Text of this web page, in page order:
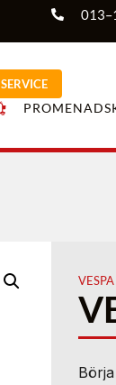
SERVICE
VESPA